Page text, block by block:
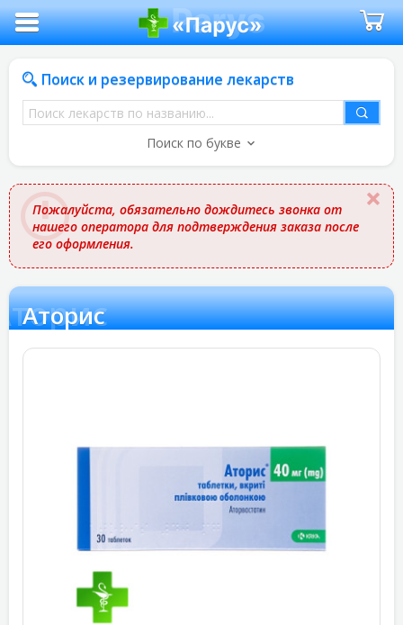
Поиск и резервирование лекарств
Поиск
лекарств
названию
Поиск по букве
Пожалуйста, обязательно дождитесь звонка от
нашего оператора для подтверждения заказа после
его оформления.
Аторис